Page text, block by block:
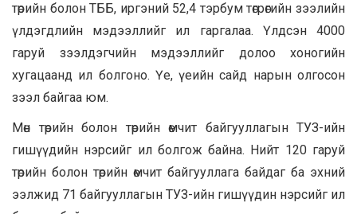
төрийн болон ТББ, иргэний 52,4 тэрбум төгрөгийн зээлийн
үлдэгдлийн мэдээллийг ил гаргалаа. Үлдсэн 4000
гаруй зээлдэгчийн мэдээллийг долоо хоногийн
хугацаанд ил болгоно. Үе, үеийн сайд нарын олгосон
зээл байгаа юм.
Мөн төрийн болон төрийн өмчит байгууллагын ТУЗ-ийн
гишүүдийн нэрсийг ил болгож байна. Нийт 120 гаруй
төрийн болон төрийн өмчит байгууллага байдаг ба эхний
ээлжид 71 байгууллагын ТУЗ-ийн гишүүдин нэрсийг ил